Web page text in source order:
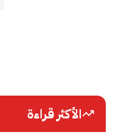
الأكثر قراءة